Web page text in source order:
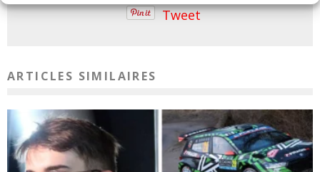
Tweet
ARTICLES SIMILAIRES